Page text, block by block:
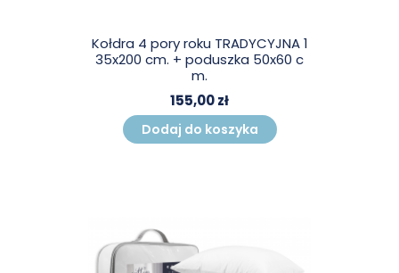
Kołdra 4 pory roku TRADYCYJNA 1
35x200 cm. + poduszka 50x60 c
m.
155,00 zł
Dodaj do koszyka